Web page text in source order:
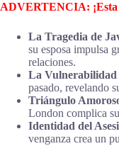
ADVERTENCIA: ¡Esta
La Tragedia de
su esposa impulsa
relaciones.
La Vulnerabilidad
pasado, revelando
Triángulo
London complica
Identidad del
venganza crea un